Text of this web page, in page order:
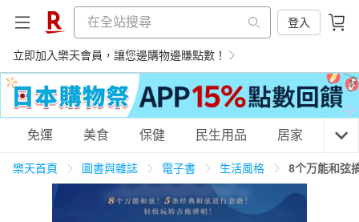
登入
立即加入樂天會員，讓您邊購物邊賺點數！
購物網分類
美食蛋糕 養生保健
免運 美食 保健 民生用品 居家 3C
樂天首頁 圖書與雜誌 電子書 生活風格 8个万能和弦